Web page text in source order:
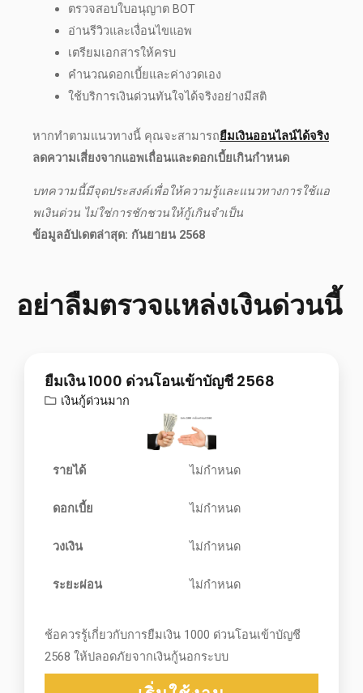
ตรวจสอบใบอนุญาต BOT
อ่านรีวิวและเงื่อนไขแอพ
เตรียมเอกสารให้ครบ
คำนวณดอกเบี้ยและค่างวดเอง
ใช้บริการเงินด่วนทันใจได้จริงอย่างมีสติ
หากทำตามแนวทางนี้ คุณจะสามารถยืมเงินออนไลน์ได้จริง
ลดความเสี่ยงจากแอพเถื่อนและดอกเบี้ยเกินกำหนด
บทความนี้มีจุดประสงค์เพื่อให้ความรู้และแนวทางการใช้แอ
พเงินด่วน ไม่ใช่การชักชวนให้กู้เกินจำเป็น
ข้อมูลอัปเดตล่าสุด: กันยายน 2568
อย่าลืมตรวจแหล่งเงินด่วนนี้
ยืมเงิน 1000 ด่วนโอนเข้าบัญชี 2568
เงินกู้ด่วนมาก
รายได้ ไม่กำหนด
ดอกเบี้ย ไม่กำหนด
วงเงิน ไม่กำหนด
ระยะผ่อน ไม่กำหนด
ช้อควรรู้เกี่ยวกับการยืมเงิน 1000 ด่วนโอนเข้าบัญชี
2568 ให้ปลอดภัยจากเงินกู้นอกระบบ